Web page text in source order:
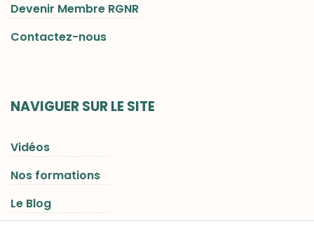
Devenir Membre RGNR
Contactez-nous
NAVIGUER SUR LE SITE
Vidéos
Nos formations
Le Blog